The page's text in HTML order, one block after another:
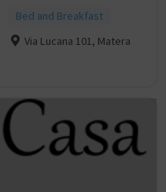
Bed and Breakfast
Via Lucana 101, Matera